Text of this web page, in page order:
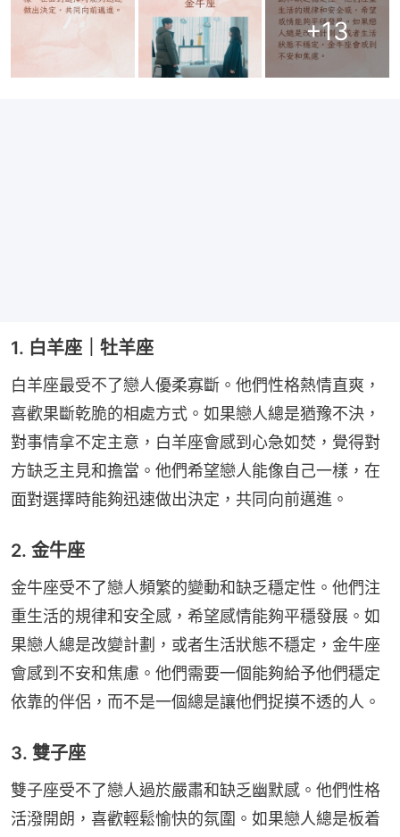
+13
1. 白羊座｜牡羊座
白羊座最受不了戀人優柔寡斷。他們性格熱情直爽，
喜歡果斷乾脆的相處方式。如果戀人總是猶豫不決，
對事情拿不定主意，白羊座會感到心急如焚，覺得對
方缺乏主見和擔當。他們希望戀人能像自己一樣，在
面對選擇時能夠迅速做出決定，共同向前邁進。
2. 金牛座
金牛座受不了戀人頻繁的變動和缺乏穩定性。他們注
重生活的規律和安全感，希望感情能夠平穩發展。如
果戀人總是改變計劃，或者生活狀態不穩定，金牛座
會感到不安和焦慮。他們需要一個能夠給予他們穩定
依靠的伴侶，而不是一個總是讓他們捉摸不透的人。
3. 雙子座
雙子座受不了戀人過於嚴肅和缺乏幽默感。他們性格
活潑開朗，喜歡輕鬆愉快的氛圍。如果戀人總是板着